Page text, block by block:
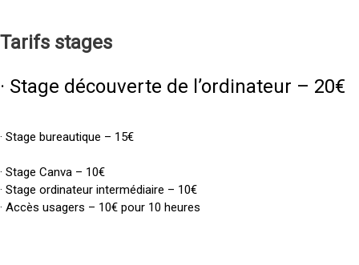
Tarifs stages
· Stage découverte de l’ordinateur – 20€
· Stage bureautique – 15€
· Stage Canva – 10€
· Stage ordinateur intermédiaire – 10€
· Accès usagers – 10€ pour 10 heures